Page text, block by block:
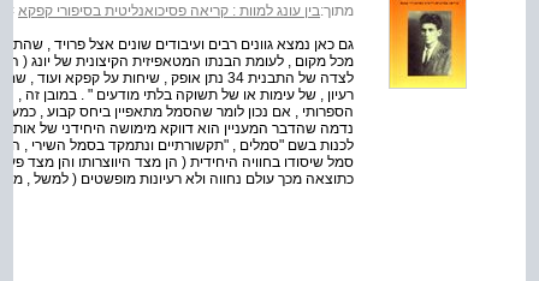
מתוך:בין עונג למוות : קריאה פסיכואנליטית בסיפורי קפקא >
גם כאן נמצא גוונים רבים ועיבודים שונים אצל פרויד ,
מכל מקום , לעומת הבנתו המטאפיזית הקיצונית של יונג (
רעיון , של עימות או של תשוקה בלתי מודעים " . במובן זה
הספרותי , אם נכון לומר שהסמל מתאפיין ביחס קבוע ,
נדמה שהדבר המעניין הוא דווקא מימושה היחידני של
לכנות בשם "סמלים , "תקשורתיים ונתמקד בסמל השירי ,
סמל שיסודו בחוויה היחידית ( הן מצד היווצרותו והן מצד
כתוצאה מכך עולם נחווה ולא רעיונות מופשטים ( למשל ,